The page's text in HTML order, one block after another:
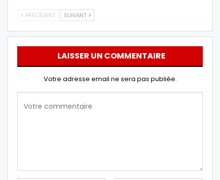
PRÉCÉDENT SUIVANT
LAISSER UN COMMENTAIRE
Votre adresse email ne sera pas publiée.